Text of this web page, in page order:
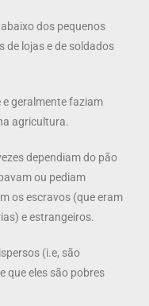
dos pequenos
de lojas e de soldados
geralmente faziam
agricultura.
dependiam do pão
ou pediam
os escravos (que eram
e estrangeiros.
(i.e, são
que eles são pobres